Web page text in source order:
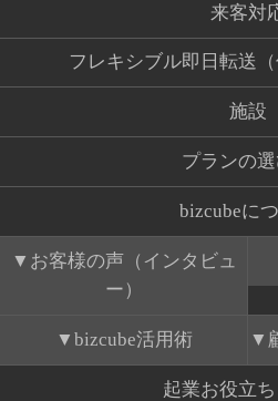
来客対
フレキシブル即日転送（
施設
プランの
bizcubeに
お客様の声（インタビュ
ー）
bizcube活用術
起業お役立